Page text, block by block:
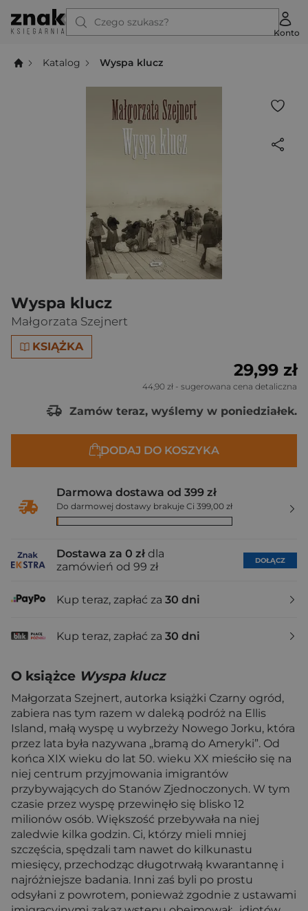
Czego szukasz?
Konto
Katalog Wyspa klucz
Wyspa klucz
Małgorzata Szejnert
KSIĄŻKA
29,99 zł
44,90 zł - sugerowana cena detaliczna
Zamów teraz, wyślemy w poniedziałek.
DODAJ DO KOSZYKA
Darmowa dostawa od 399 zł
Do darmowej dostawy brakuje Ci 399,00 zł
Dostawa za 0 zł dla
zamówień od 99 zł
DOŁĄCZ
Kup teraz, zapłać za 30 dni
Kup teraz, zapłać za 30 dni
O książce Wyspa klucz
Małgorzata Szejnert, autorka książki Czarny ogród,
zabiera nas tym razem w daleką podróż na Ellis
Island, małą wyspę u wybrzeży Nowego Jorku, która
przez lata była nazywana „bramą do Ameryki”. Od
końca XIX wieku do lat 50. wieku XX mieściło się na
niej centrum przyjmowania imigrantów
przybywających do Stanów Zjednoczonych. W tym
czasie przez wyspę przewinęło się blisko 12
milionów osób. Większość przebywała na niej
zaledwie kilka godzin. Ci, którzy mieli mniej
szczęścia, spędzali tam nawet do kilkunastu
miesięcy, przechodząc długotrwałą kwarantannę i
najróżniejsze badania. Inni zaś byli po prostu
odsyłani z powrotem, ponieważ zgodnie z ustawami